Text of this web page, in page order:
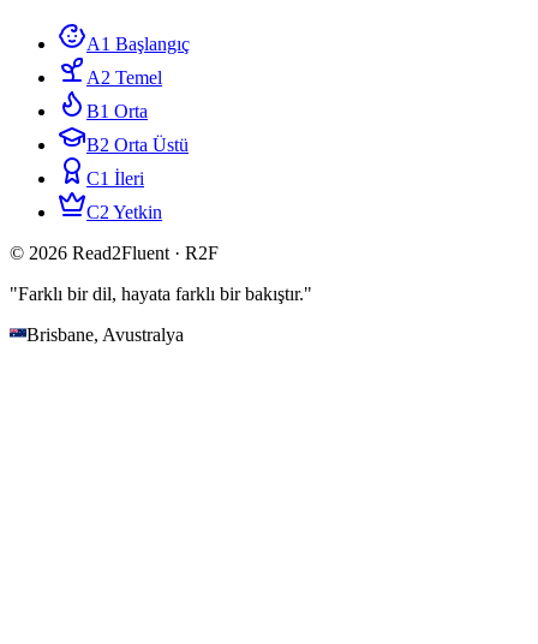
A1 Başlangıç
A2 Temel
B1 Orta
B2 Orta Üstü
C1 İleri
C2 Yetkin
© 2026 Read2Fluent · R2F
"Farklı bir dil, hayata farklı bir bakıştır."
Brisbane, Avustralya